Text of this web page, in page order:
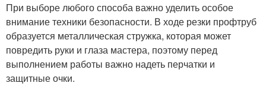
При выборе любого способа важно уделить особое
внимание техники безопасности. В ходе резки профтруб
образуется металлическая стружка, которая может
повредить руки и глаза мастера, поэтому перед
выполнением работы важно надеть перчатки и
защитные очки.